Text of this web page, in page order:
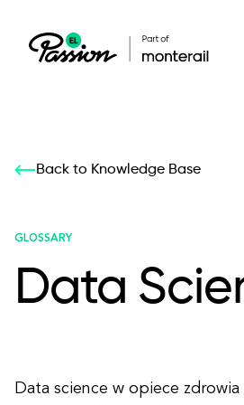
Our services: build,
All services
Our services: build,
Back to Knowledge Base
GLOSSARY
Data
Data science w opiece